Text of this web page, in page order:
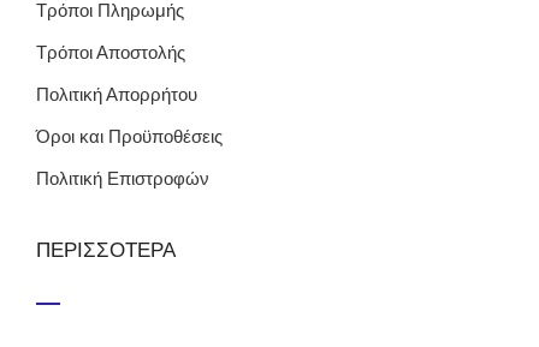
Τρόποι Πληρωμής
Τρόποι Αποστολής
Πολιτική Απορρήτου
Όροι και Προϋποθέσεις
Πολιτική Επιστροφών
ΠΕΡΙΣΣΟΤΕΡΑ